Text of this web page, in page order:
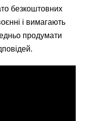
безкоштовних
і вимагають
продумати